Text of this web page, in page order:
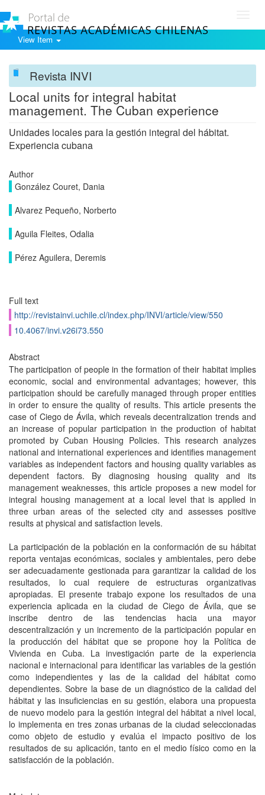
View Item
Revista INVI
Local units for integral habitat
management. The Cuban experience
Unidades locales para la gestión integral del hábitat.
Experiencia cubana
Author
González Couret, Dania
Alvarez Pequeño, Norberto
Aguila Fleites, Odalia
Pérez Aguilera, Deremis
Full text
http://revistainvi.uchile.cl/index.php/INVI/article/view/550
10.4067/invi.v26i73.550
Abstract
The participation of people in the formation of their habitat implies
economic, social and environmental advantages; however, this
participation should be carefully managed through proper entities
in order to ensure the quality of results. This article presents the
case of Ciego de Ávila, which reveals decentralization trends and
an increase of popular participation in the production of habitat
promoted by Cuban Housing Policies. This research analyzes
national and international experiences and identiﬁes management
variables as independent factors and housing quality variables as
dependent factors. By diagnosing housing quality and its
management weaknesses, this article proposes a new model for
integral housing management at a local level that is applied in
three urban areas of the selected city and assesses positive
results at physical and satisfaction levels.
La participación de la población en la conformación de su hábitat
reporta ventajas económicas, sociales y ambientales, pero debe
ser adecuadamente gestionada para garantizar la calidad de los
resultados, lo cual requiere de estructuras organizativas
apropiadas. El presente trabajo expone los resultados de una
experiencia aplicada en la ciudad de Ciego de Ávila, que se
inscribe dentro de las tendencias hacia una mayor
descentralización y un incremento de la participación popular en
la producción del hábitat que se propone hoy la Política de
Vivienda en Cuba. La investigación parte de la experiencia
nacional e internacional para identificar las variables de la gestión
como independientes y las de la calidad del hábitat como
dependientes. Sobre la base de un diagnóstico de la calidad del
hábitat y las insuficiencias en su gestión, elabora una propuesta
de nuevo modelo para la gestión integral del hábitat a nivel local,
lo implementa en tres zonas urbanas de la ciudad seleccionadas
como objeto de estudio y evalúa el impacto positivo de los
resultados de su aplicación, tanto en el medio físico como en la
satisfacción de la población.